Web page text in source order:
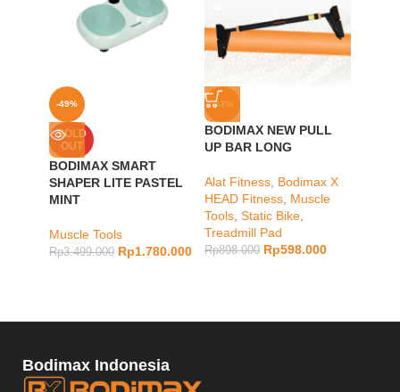
-49%
SOLD
OUT
BODIMAX SMART
SHAPER LITE PASTEL
MINT
Muscle Tools
Rp3.499.000 Rp1.780.000
-33%
BODIMAX NEW PULL
UP BAR LONG
Alat Fitness Bodimax X
HEAD Fitness Muscle
Tools Static Bike
Treadmill Pad
Rp898.000 Rp598.000
Bodimax Indonesia